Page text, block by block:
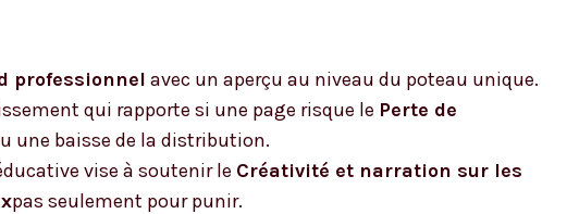
professionnel avec un aperçu au niveau du poteau unique.
qui rapporte si une page risque le Perte de
une baisse de la distribution.
vise à soutenir le Créativité et narration sur les
pas seulement pour punir.